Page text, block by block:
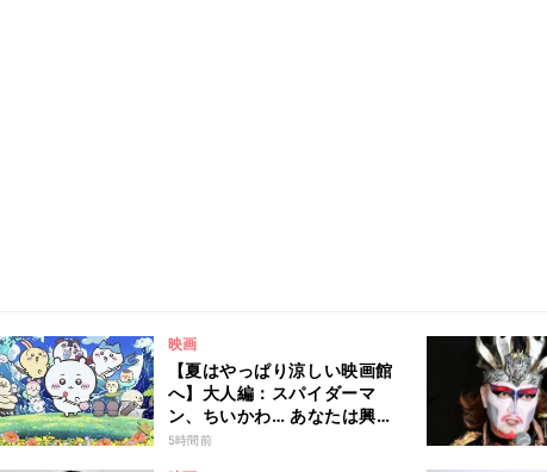
映画
【夏はやっぱり涼しい映画館
へ】大人編：スパイダーマ
ン、ちいかわ… あなたは興奮
でアツくなりたい? 恐怖でヒ
5時間前